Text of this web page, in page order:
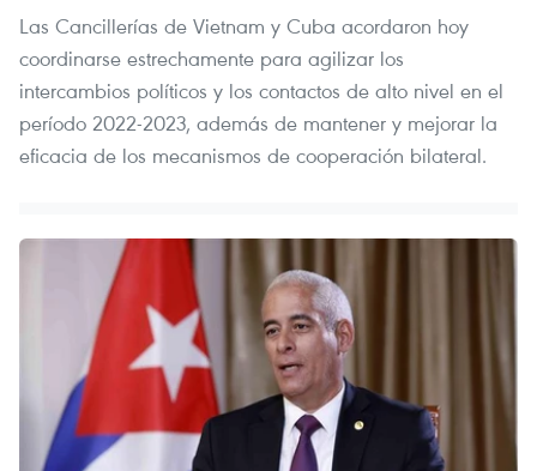
Las Cancillerías de Vietnam y Cuba acordaron hoy
coordinarse estrechamente para agilizar los
intercambios políticos y los contactos de alto nivel en el
período 2022-2023, además de mantener y mejorar la
eficacia de los mecanismos de cooperación bilateral.